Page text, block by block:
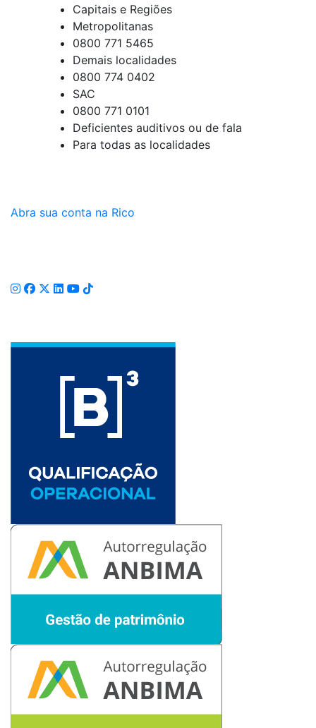
Capitais e Regiões
Metropolitanas
0800 771 5465
Demais localidades
0800 774 0402
SAC
0800 771 0101
Deficientes auditivos ou de fala
Para todas as localidades
Abra sua conta na Rico